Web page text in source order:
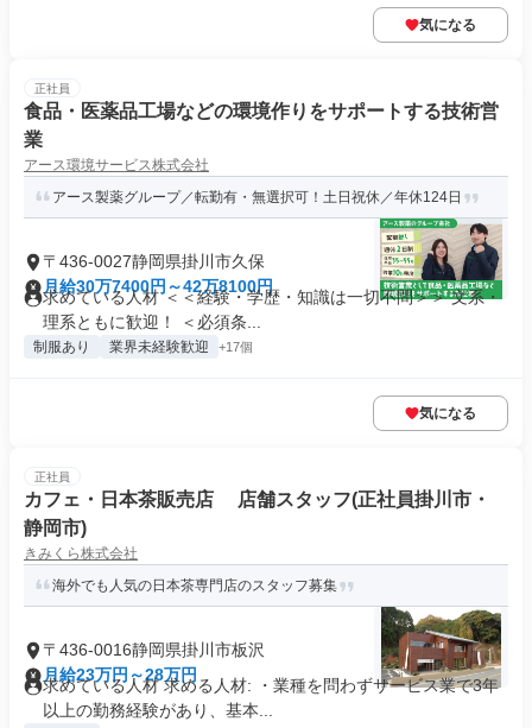
気になる
正社員
食品・医薬品工場などの環境作りをサポートする技術営
業
アース環境サービス株式会社
アース製薬グループ／転勤有・無選択可！土日祝休／年休124日
〒436-0027静岡県掛川市久保
月給30万7400円～42万8100円
求めている人材 ＜＜経験・学歴・知識は一切不問＞＞ 文系・
理系ともに歓迎！ ＜必須条...
制服あり 業界未経験歓迎 +17個
気になる
正社員
カフェ・日本茶販売店 店舗スタッフ(正社員掛川市・
静岡市)
きみくら株式会社
海外でも人気の日本茶専門店のスタッフ募集
〒436-0016静岡県掛川市板沢
月給23万円～28万円
求めている人材 求める人材: ・業種を問わずサービス業で3年
以上の勤務経験があり、基本...